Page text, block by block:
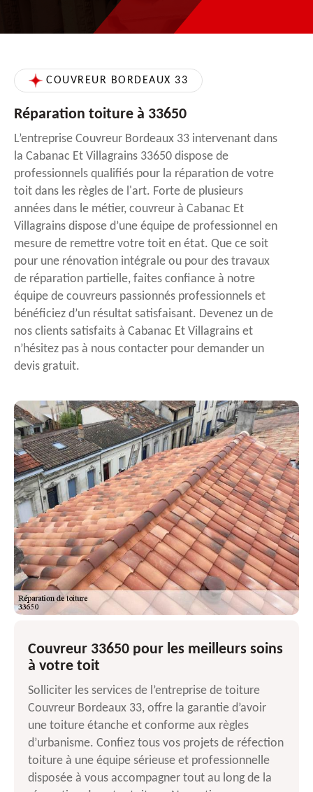
COUVREUR BORDEAUX 33
Réparation toiture à 33650
L’entreprise Couvreur Bordeaux 33 intervenant dans
la Cabanac Et Villagrains 33650 dispose de
professionnels qualifiés pour la réparation de votre
toit dans les règles de l'art. Forte de plusieurs
années dans le métier, couvreur à Cabanac Et
Villagrains dispose d’une équipe de professionnel en
mesure de remettre votre toit en état. Que ce soit
pour une rénovation intégrale ou pour des travaux
de réparation partielle, faites confiance à notre
équipe de couvreurs passionnés professionnels et
bénéficiez d’un résultat satisfaisant. Devenez un de
nos clients satisfaits à Cabanac Et Villagrains et
n’hésitez pas à nous contacter pour demander un
devis gratuit.
Couvreur 33650 pour les meilleurs soins
à votre toit
Solliciter les services de l’entreprise de toiture
Couvreur Bordeaux 33, offre la garantie d’avoir
une toiture étanche et conforme aux règles
d’urbanisme. Confiez tous vos projets de réfection
toiture à une équipe sérieuse et professionnelle
disposée à vous accompagner tout au long de la